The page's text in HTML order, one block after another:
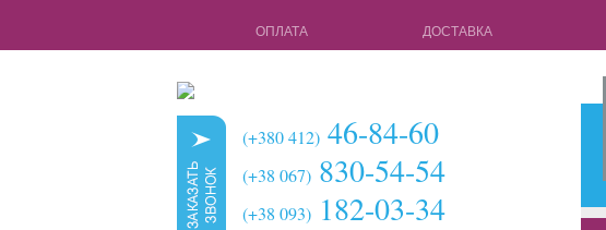
ОПЛАТА ДОСТАВКА
(+380 412) 46-84-60
(+38 067) 830-54-54
(+38 093) 182-03-34